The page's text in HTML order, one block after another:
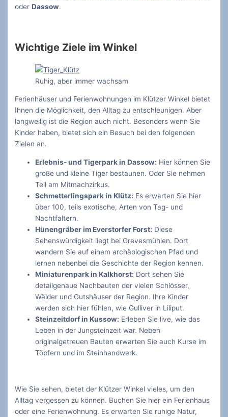
oderDassow.
Wichtige Ziele im Winkel
Ruhig, aber immer wachsam
Ferienhäuser und Ferienwohnungen im Klützer Winkel bietet
Ihnen die Möglichkeit, den Alltag zu entschleunigen. Aber
langweilig ist die Region auch nicht. Besonders wenn Sie
Kinder haben, bietet sich ein Besuch bei den folgenden
Zielen an.
Erlebnis- und Tigerpark in Dassow: Hier können Sie
große und kleine Tiger bestaunen. Oder Sie nehmen
Teil am Mitmachzirkus.
Schmetterlingspark in Klütz: Es erwarten Sie hier
über 100, teils exotische, Arten von Tag- und
Nachtfaltern.
Hünengräber im Everstorfer Forst: Diese
Sehenswürdigkeit liegt bei Grevesmühlen. Dort
wandern Sie auf einem archäologischen Pfad und
lernen nebenbei die Geschichte der Region kennen.
Miniaturenpark in Kalkhorst: Dort sehen Sie
detailgenaue Nachbauten der vielen Schlösser,
Wälder und Gutshäuser der Region. Ihre Kinder
werden sich hier fühlen, wie Gulliver in Liliput.
Steinzeitdorf in Kussow: Erleben Sie live, wie das
Leben in der Jungsteinzeit war. Neben
originalgetreuen Bauten erwarten Sie auch Kurse im
Töpfern und im Steinhandwerk.
Wie Sie sehen, bietet der Klützer Winkel vieles, um den
Alltag vergessen zu können. Buchen Sie hier ein Ferienhaus
oder eine Ferienwohnung. Es erwarten Sie ruhige Natur,